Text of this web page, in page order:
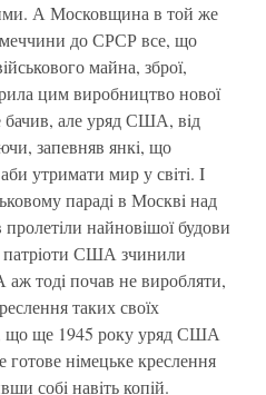
А Московщина в той же
до СРСР все, що
майна, зброї,
цим виробництво нової
бачив, але уряд США, вiд
запевняв янкi, що
утримати мир у свiтi. I
парадi в Москвi над
найновiшої будови
патрiоти США зчинили
тодi почав не виробляти,
таких своїх
що ще 1945 року уряд США
нiмецьке креслення
собi навiть копiй.